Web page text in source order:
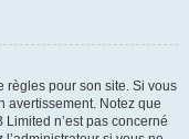
règles pour son site. Si vous
avertissement. Notez que
Limited n’est pas concerné